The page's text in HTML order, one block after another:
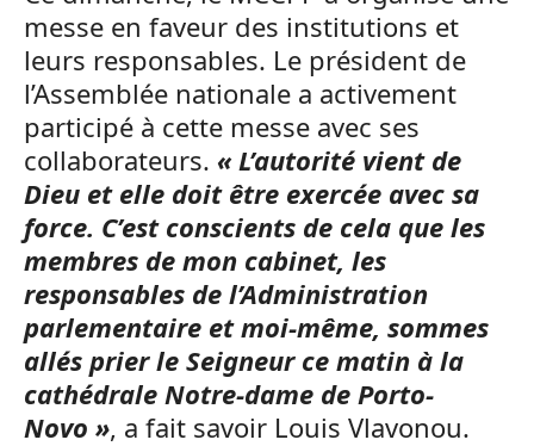
messe en faveur des institutions et
leurs responsables. Le président de
l’Assemblée nationale a activement
participé à cette messe avec ses
collaborateurs. « L’autorité vient de
Dieu et elle doit être exercée avec sa
force. C’est conscients de cela que les
membres de mon cabinet, les
responsables de l’Administration
parlementaire et moi-même, sommes
allés prier le Seigneur ce matin à la
cathédrale Notre-dame de Porto-
Novo », a fait savoir Louis Vlavonou.